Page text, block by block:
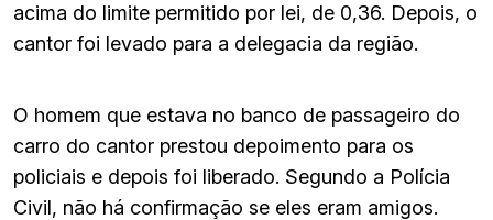
acima do limite permitido por lei, de 0,36. Depois, o
cantor foi levado para a delegacia da região.
O homem que estava no banco de passageiro do
carro do cantor prestou depoimento para os
policiais e depois foi liberado. Segundo a Polícia
Civil, não há confirmação se eles eram amigos.